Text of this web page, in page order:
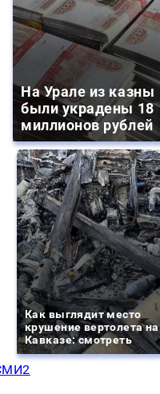
На Урале из казны
были украдены 18
миллионов рублей
Как выглядит место
крушение вертолета на
Кавказе: смотреть